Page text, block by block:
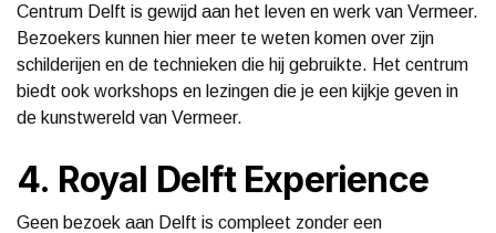
Centrum Delft is gewijd aan het leven en werk van Vermeer.
Bezoekers kunnen hier meer te weten komen over zijn
schilderijen en de technieken die hij gebruikte. Het centrum
biedt ook workshops en lezingen die je een kijkje geven in
de kunstwereld van Vermeer.
4. Royal Delft Experience
Geen bezoek aan Delft is compleet zonder een